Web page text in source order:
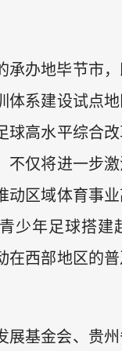
承办地毕节市
体系建设试点
球高水平综合
不仅将进一步
动区域体育事
少年足球搭建
在西部地区的
展基金会、贵